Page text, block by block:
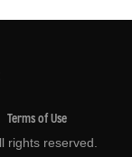
Terms of Use
rights reserved.